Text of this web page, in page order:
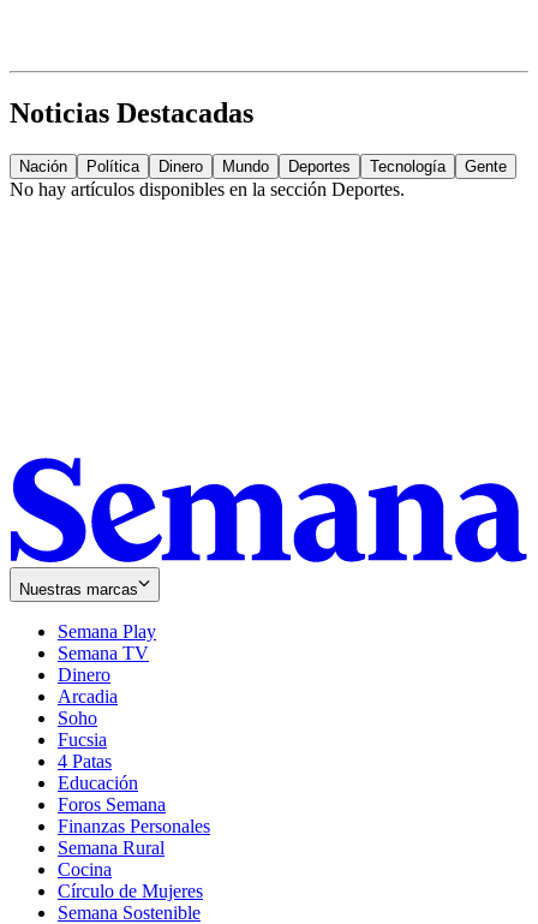
Noticias Destacadas
Nación Política Dinero Mundo Deportes Tecnología Gente
No hay artículos disponibles en la sección Deportes.
Nuestras marcas
Semana Play
Semana TV
Dinero
Arcadia
Soho
in
new
window
Fucsia
in
new
window
4 Patas
Educación
Foros Semana
Finanzas Personales
Semana Rural
Cocina
Círculo de Mujeres
Semana Sostenible